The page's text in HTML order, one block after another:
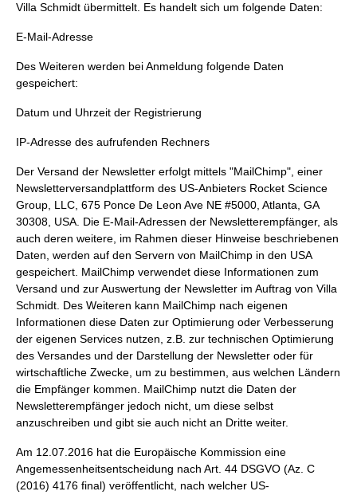
Villa Schmidt übermittelt. Es handelt sich um folgende Daten:
E-Mail-Adresse
Des Weiteren werden bei Anmeldung folgende Daten
gespeichert:
Datum und Uhrzeit der Registrierung
IP-Adresse des aufrufenden Rechners
Der Versand der Newsletter erfolgt mittels "MailChimp", einer
Newsletterversandplattform des US-Anbieters Rocket Science
Group, LLC, 675 Ponce De Leon Ave NE #5000, Atlanta, GA
30308, USA. Die E-Mail-Adressen der Newsletterempfänger, als
auch deren weitere, im Rahmen dieser Hinweise beschriebenen
Daten, werden auf den Servern von MailChimp in den USA
gespeichert. MailChimp verwendet diese Informationen zum
Versand und zur Auswertung der Newsletter im Auftrag von Villa
Schmidt. Des Weiteren kann MailChimp nach eigenen
Informationen diese Daten zur Optimierung oder Verbesserung
der eigenen Services nutzen, z.B. zur technischen Optimierung
des Versandes und der Darstellung der Newsletter oder für
wirtschaftliche Zwecke, um zu bestimmen, aus welchen Ländern
die Empfänger kommen. MailChimp nutzt die Daten der
Newsletterempfänger jedoch nicht, um diese selbst
anzuschreiben und gibt sie auch nicht an Dritte weiter.
Am 12.07.2016 hat die Europäische Kommission eine
Angemessenheitsentscheidung nach Art. 44 DSGVO (Az. C
(2016) 4176 final) veröffentlicht, nach welcher US-